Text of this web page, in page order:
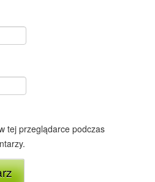
tej przeglądarce podczas